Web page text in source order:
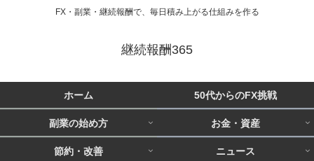
FX・副業・継続報酬で、毎日積み上がる仕組みを作る
継続報酬365
ホーム 50代からのFX挑戦
副業の始め方 お金・資産
節約・改善 ニュース